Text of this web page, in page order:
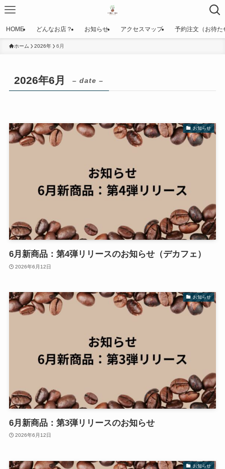
HOME どんなお店？ お知らせ アクセスマップ 予約注文（お待た
ホーム 2026年 6月
2026年6月 – date –
お知らせ
6月新商品：第4弾リリースのお知らせ（デカフェ）
2026年6月12日
お知らせ
6月新商品：第3弾リリースのお知らせ
2026年6月12日
お知らせ